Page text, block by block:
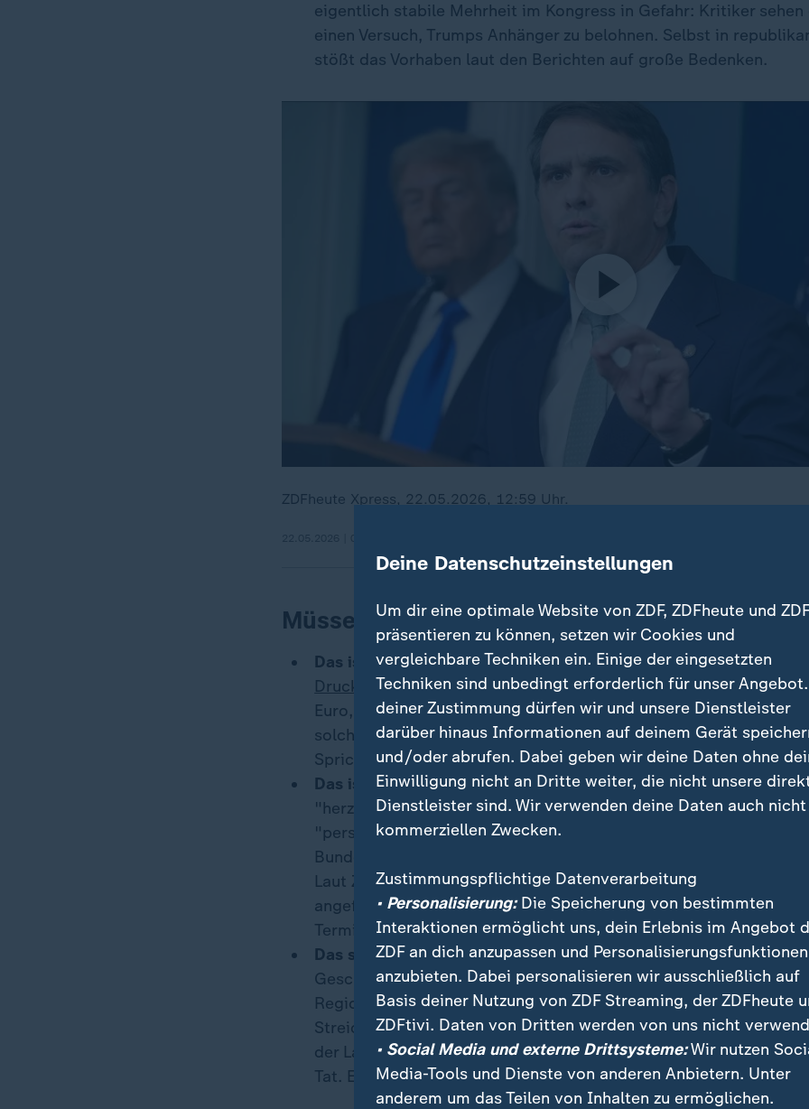
eigentlich stabile Mehrheit im Kongress in Gefahr: Kritiker
einen Versuch, Trumps Anhänger zu belohnen. Selbst in
stößt das Vorhaben laut den Berichten auf große Bedenken.
ZDFheute Xpress, 22.05.2026, 12:59 Uhr.
Müssen regionale Bahnstrecken gestrichen
Das ist passiert:Bayerns Verkehrsminister Christian Bernreiter
Druck bei der Finanzierung von Bahnstrecken. Bis 2031 fehlten
Euro, schrieb Bernreiter an Finanzminister Lars Klingbeil (SPD).
solchen Nachschlag müssten die Bundesländer
Sprich, Regionalzüge und S-Bahnen streichen.
Das ist der Hintergrund:Vor wenigen Wochen hat Bernreiter
"herzlich" darum gebeten, an einem Gespräch zur Finanzierung
"persönlich teilzunehmen". Dessen Finanzministerium verweist
Bundesverkehrsministerium, das zuständig sei. Doch auch hier
Laut ZDF-Informationen wurden "weitere Erläuterungen und
angefordert". Es gehe darum, die Forderung der Länder zu
Termin stattfindet".
Das sagen Experten:"Die finanzielle Lage ist brisant", sagt
Geschäftsführer des Verbandes Mofair. Dem Verband gehören
Regionalbahnen an, von Rügen bis zu den Alpen. "In allen
Streichlisten für den Fall, dass das Geld nicht mehr reicht",
der Lage deutlich. Dieses Szenario, heißt es aus der
Tat. Es wäre ein Albtraum für Millionen Fahrgäste.
Deine Datenschutzeinstellungen
Um dir eine optimale Website von ZDF, ZDFheute und
präsentieren zu können, setzen wir Cookies und
vergleichbare Techniken ein. Einige der eingesetzten
Techniken sind unbedingt erforderlich für unser
deiner Zustimmung dürfen wir und unsere Dienstleister
darüber hinaus Informationen auf deinem Gerät
und/oder abrufen. Dabei geben wir deine Daten ohne
Einwilligung nicht an Dritte weiter, die nicht unsere
Dienstleister sind. Wir verwenden deine Daten auch nicht
kommerziellen Zwecken.
Zustimmungspflichtige Datenverarbeitung
• Personalisierung:Die Speicherung von bestimmten
Interaktionen ermöglicht uns, dein Erlebnis im Angebot
ZDF an dich anzupassen und Personalisierungsfunktionen
anzubieten. Dabei personalisieren wir ausschließlich auf
Basis deiner Nutzung von ZDF Streaming, der ZDFheute
ZDFtivi. Daten von Dritten werden von uns nicht
• Social Media und externe Drittsysteme:Wir nutzen
Media-Tools und Dienste von anderen Anbietern. Unter
anderem um das Teilen von Inhalten zu ermöglichen.